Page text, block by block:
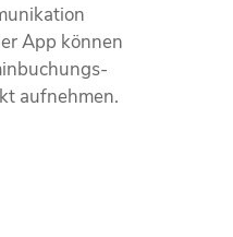
App können
aufnehmen.